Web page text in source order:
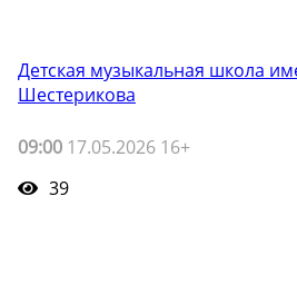
Детская музыкальная школа
Шестерикова
09:00 17.05.2026 16+
39